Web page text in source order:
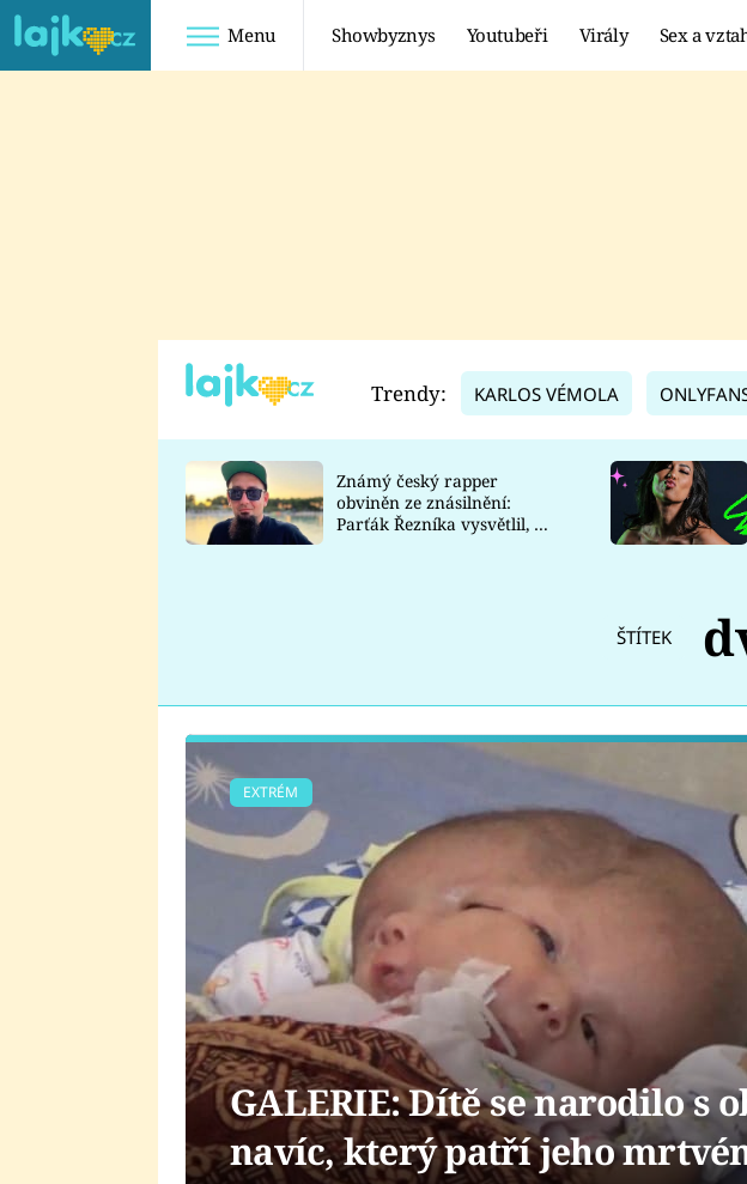
Menu Showbyznys Youtubeři Virály Sex a
TADEÁŠ KUBĚNKA
DATEL
Trendy: KARLOS VÉMOLA
Známý český rapper
obviněn ze znásilnění:
Parťák Řezníka vysvětlil, co
ŠTÍTEK
EXTRÉM
GALERIE: Dítě se narodilo s
navíc, který patří jeho